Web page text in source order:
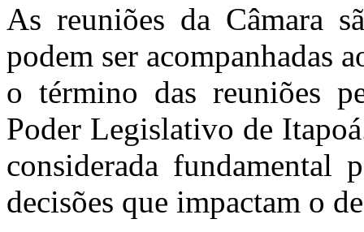
As reuniões da Câmara
podem ser acompanhadas
o término das reuniões
Poder Legislativo de
considerada fundamental
decisões que impactam o